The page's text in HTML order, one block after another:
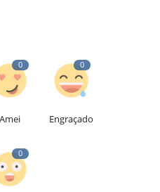
0
Amei
0
Engraçado
0